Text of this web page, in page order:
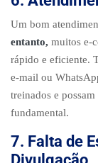
Um bom
entanto, muitos e-
rápido e eficiente.
e-mail ou
treinados e
fundamental.
7. Falta de